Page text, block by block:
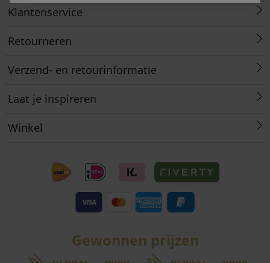
Klantenservice
Retourneren
Verzend- en retourinformatie
Laat je inspireren
Winkel
Gewonnen prijzen